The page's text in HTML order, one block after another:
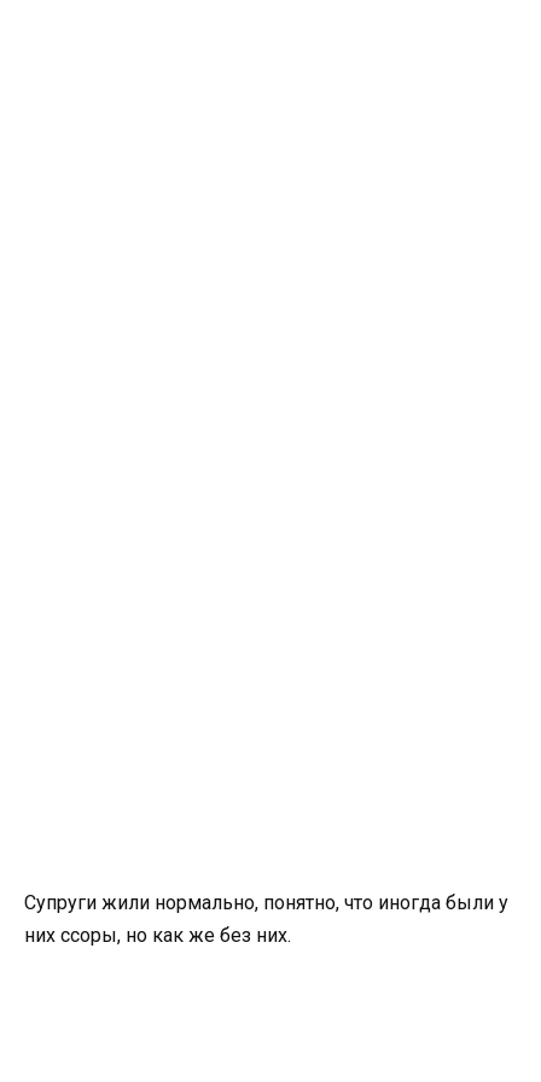
Супруги жили нормально, понятно, что иногда были у
них ссоры, но как же без них.